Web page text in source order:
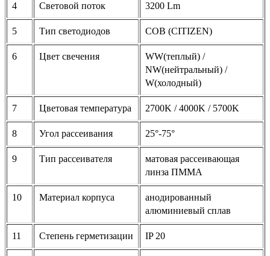
4 Световой поток 3200 Lm
5 Тип светодиодов COB (CITIZEN)
6 Цвет свечения
WW(теплый) /
NW(нейтральный) /
W(холодный)
7 Цветовая температура 2700K / 4000K / 5700K
8 Угол рассеивания 25°-75°
9 Тип рассеивателя
матовая рассеивающая
линза ПММА
10 Материал корпуса
анодированный
алюминиевый сплав
11 Степень герметизации IP 20